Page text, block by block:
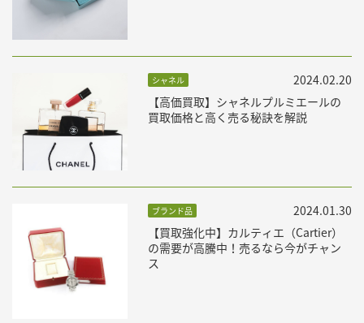
シャネル
【高価買取】シャネルプルミエールの
買取価格と高く売る秘訣を解説
2024.02.20
ブランド品
【買取強化中】カルティエ（Cartier）
の需要が高騰中！売るなら今がチャン
ス
2024.01.30